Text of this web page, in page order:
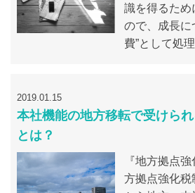
識を得るため
ので、成長に
費”として処
2019.01.15
本社機能の地方移転で受けら
とは？
『地方拠点
方拠点強化税